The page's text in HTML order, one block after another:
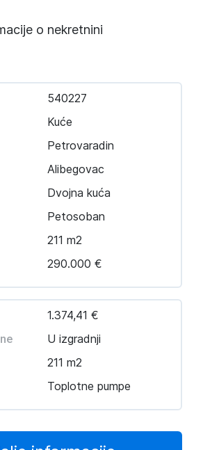
o nekretnini
540227
Kuće
Petrovaradin
Alibegovac
Dvojna kuća
Petosoban
211 m2
290.000 €
1.374,41 €
U izgradnji
211 m2
Toplotne pumpe